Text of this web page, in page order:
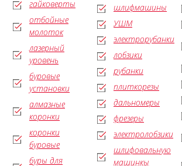
гайковерты
отбойные
молоток
лазерный
уровень
буровые
установки
алмазные
коронки
коронки
буровые
буры для
шлифмашины
УШМ
электрорубанки
лобзики
рубанки
плиткорезы
дальномеры
фрезеры
электролобзики
шлифовальную
машинкы